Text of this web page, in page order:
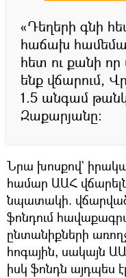
«Դեղերի գնի
հաճախ
հետ ու քանի
ենք վճարում,
1.5 անգամ
Զաքարյանը։
Նրա խոսքով`
համար ԱԱՀ
նպատակի.
ֆոնդում
ընտանիքների
հոգային, սակայն
իսկ ֆոնդն այդպես